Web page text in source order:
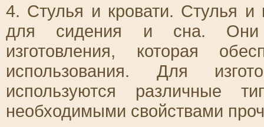
4. Стулья и кровати. Стулья
для сидения и сна. Они
изготовления, которая
использования. Для
используются различные
необходимыми свойствами